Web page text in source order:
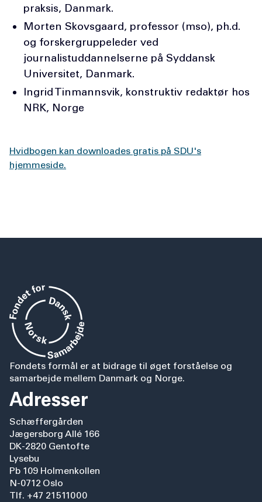
praksis, Danmark.
Morten Skovsgaard, professor (mso), ph.d.
og forskergruppeleder ved
journalistuddannelserne på Syddansk
Universitet, Danmark.
Ingrid Tinmannsvik, konstruktiv redaktør hos
NRK, Norge
Hvidbogen kan downloades gratis på SDU's
hjemmeside.
Fondets formål er at bidrage til øget forståelse og
samarbejde mellem Danmark og Norge.
Adresser
Schæffergården
Jægersborg Allé 166
DK-2820 Gentofte
Lysebu
Pb 109 Holmenkollen
N-0712 Oslo
Tlf. +47 21511000